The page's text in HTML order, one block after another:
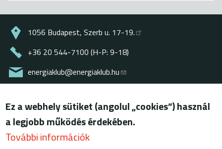
1056 Budapest, Szerb u. 17-19.
+36 20 544-7100 (H-P: 9-18)
energiaklub@energiaklub.hu
Lábléc
© ENERGIAKLUB - minden jog fenntartva
felhasználási feltételek
adatkezelési tájékoztató
Ez a webhely sütiket (angolul „cookies”) használ
a legjobb működés érdekében.
További információk